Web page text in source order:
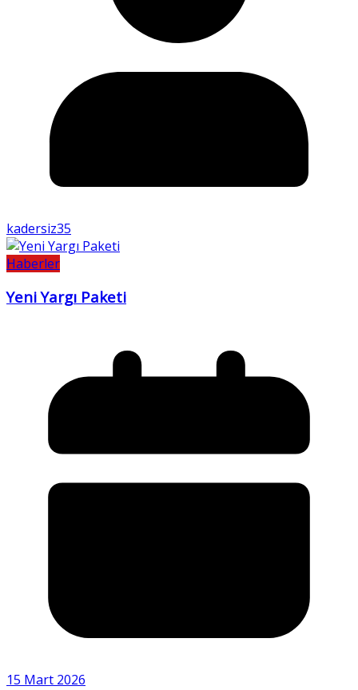
kadersiz35
Haberler
Yeni Yargı Paketi
15 Mart 2026